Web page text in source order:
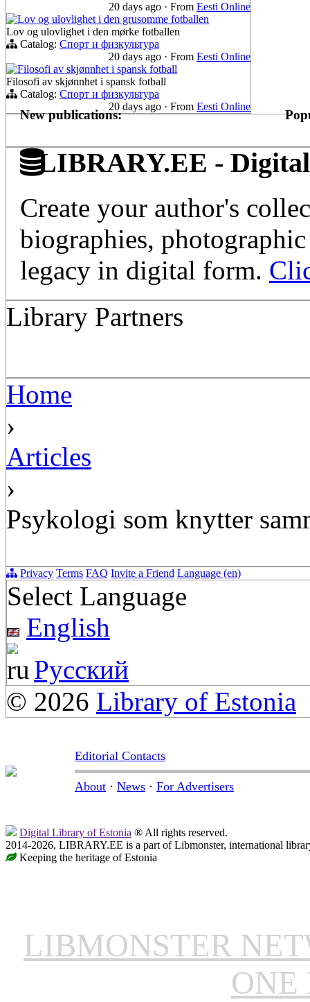
20 days ago · From Eesti Online
Lov og ulovlighet i den grusomme fotballen
Lov og ulovlighet i den mørke fotballen
Catalog: Спорт и физкультура
20 days ago · From Eesti Online
Filosofi av skjønnhet i spansk fotball
Filosofi av skjønnhet i spansk fotball
Catalog: Спорт и физкультура
20 days ago · From Eesti Online
New publications:
LIBRARY.EE -
Create your author's
biographies,
legacy in digital form.
Library Partners
Home
›
Articles
›
Psykologi som knytter
Privacy Terms FAQ Invite a Friend Language (en)
Select Language
English
Русский
© 2026 Library of Estonia
Editorial Contacts
About · News · For Advertisers
Digital Library of Estonia ® All rights reserved.
2014-2026, LIBRARY.EE is a part of Libmonster, international
Keeping the heritage of Estonia
LIBMONSTER
ONE